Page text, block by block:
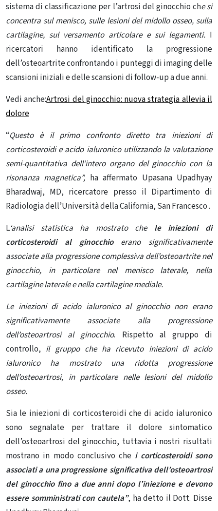
sistema di classificazione per l’artrosi del ginocchio che si
concentra sul menisco, sulle lesioni del midollo osseo, sulla
cartilagine, sul versamento articolare e sui legamenti. I
ricercatori hanno identificato la progressione
dell’osteoartrite confrontando i punteggi di imaging delle
scansioni iniziali e delle scansioni di follow-up a due anni.
Vedi anche:Artrosi del ginocchio: nuova strategia allevia il
dolore
“Questo è il primo confronto diretto tra iniezioni di
corticosteroidi e acido ialuronico utilizzando la valutazione
semi-quantitativa dell’intero organo del ginocchio con la
risonanza magnetica”, ha affermato Upasana Upadhyay
Bharadwaj, MD, ricercatore presso il Dipartimento di
Radiologiadell’Università della California, San Francesco.
L‘analisi statistica ha mostrato chele iniezioni di
corticosteroidi al ginocchioerano significativamente
associate alla progressione complessiva dell’osteoartrite nel
ginocchio, in particolare nel menisco laterale, nella
cartilagine laterale e nella cartilagine mediale.
Le iniezioni di acido ialuronico al ginocchio non erano
significativamente associate alla progressione
dell’osteoartrosi al ginocchio. Rispetto al gruppo di
controllo, il gruppo che ha ricevuto iniezioni di acido
ialuronico ha mostrato una ridotta progressione
dell’osteoartrosi, in particolare nelle lesioni del midollo
osseo.
Sia le iniezioni di corticosteroidi che di acido ialuronico
sono segnalate per trattare il dolore sintomatico
dell’osteoartrosi del ginocchio, tuttavia i nostri risultati
mostrano in modo conclusivo che i corticosteroidi sono
associati a una progressione significativa dell’osteoartrosi
del ginocchio fino a due anni dopo l’iniezione e devono
essere somministrati con cautela”, ha detto il Dott. Disse